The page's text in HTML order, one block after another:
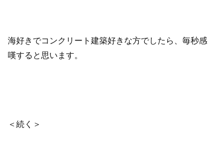
海好きでコンクリート建築好きな方でしたら、毎秒感
嘆すると思います。
＜続く＞